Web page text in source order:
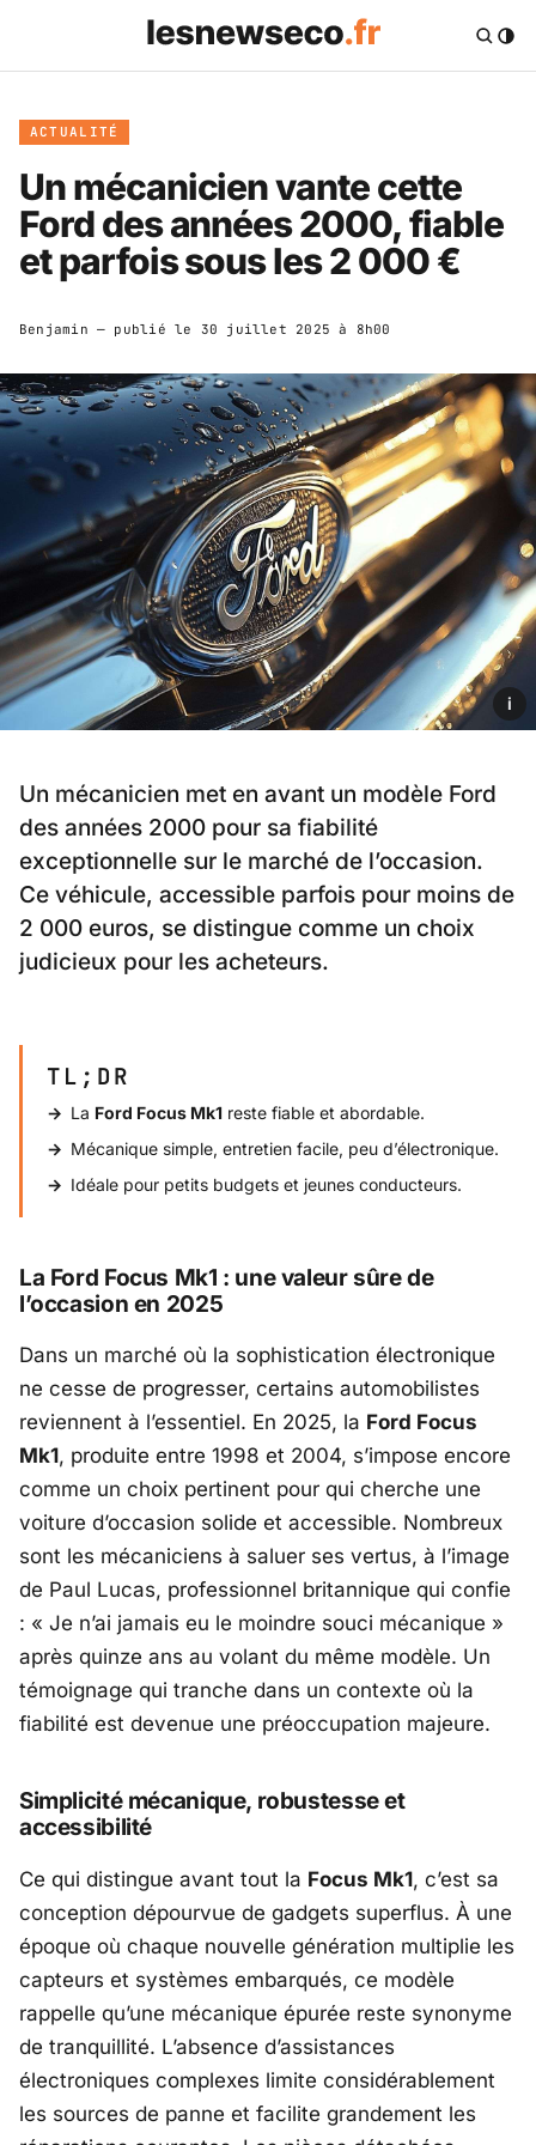
ACTUALITÉ
Un mécanicien vante cette
Ford des années 2000, fiable
et parfois sous les 2 000 €
Benjamin — publié le 30 juillet 2025 à 8h00
i
Un mécanicien met en avant un modèle Ford
des années 2000 pour sa fiabilité
exceptionnelle sur le marché de l’occasion.
Ce véhicule, accessible parfois pour moins de
2 000 euros, se distingue comme un choix
judicieux pour les acheteurs.
TL;DR
La Ford Focus Mk1 reste fiable et abordable.
Mécanique simple, entretien facile, peu d’électronique.
Idéale pour petits budgets et jeunes conducteurs.
La Ford Focus Mk1 : une valeur sûre de
l’occasion en 2025
Dans un marché où la sophistication électronique
ne cesse de progresser, certains automobilistes
reviennent à l’essentiel. En 2025, la Ford Focus
Mk1, produite entre 1998 et 2004, s’impose encore
comme un choix pertinent pour qui cherche une
voiture d’occasion solide et accessible. Nombreux
sont les mécaniciens à saluer ses vertus, à l’image
de Paul Lucas, professionnel britannique qui confie
: « Je n’ai jamais eu le moindre souci mécanique »
après quinze ans au volant du même modèle. Un
témoignage qui tranche dans un contexte où la
fiabilité est devenue une préoccupation majeure.
Simplicité mécanique, robustesse et
accessibilité
Ce qui distingue avant tout la Focus Mk1, c’est sa
conception dépourvue de gadgets superflus. À une
époque où chaque nouvelle génération multiplie les
capteurs et systèmes embarqués, ce modèle
rappelle qu’une mécanique épurée reste synonyme
de tranquillité. L’absence d’assistances
électroniques complexes limite considérablement
les sources de panne et facilite grandement les